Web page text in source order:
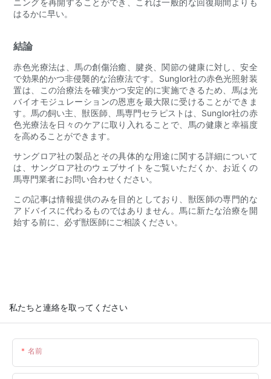
はるかに早い。
結論
赤色光療法は、馬の創傷治癒、腱炎、関節の健康に対し、安全
で効果的かつ非侵襲的な治療法です。Sunglor社の赤色光照射装
置は、この治療法を確実かつ安定的に実施できるため、馬は光
バイオモジュレーションの恩恵を最大限に受けることができま
す。馬の飼い主、獣医師、馬専門セラピストは、Sunglor社の赤
色光療法を日々のケアに取り入れることで、馬の健康と幸福度
を高めることができます。
サングロア社の製品とその具体的な用途に関する詳細について
は、サングロア社のウェブサイトをご覧いただくか、お近くの
馬専門業者にお問い合わせください。
この記事は情報提供のみを目的としており、獣医師の専門的な
アドバイスに代わるものではありません。馬に新たな治療を開
始する前に、必ず獣医師にご相談ください。
私たちと連絡を取ってください
名前